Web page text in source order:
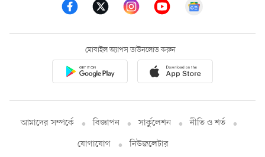
মোবাইল অ্যাপস ডাউনলোড করুন
আমাদের সম্পর্কে বিজ্ঞাপন সার্কুলেশন
নীতি ও শর্ত
যোগাযোগ
নিউজলেটার